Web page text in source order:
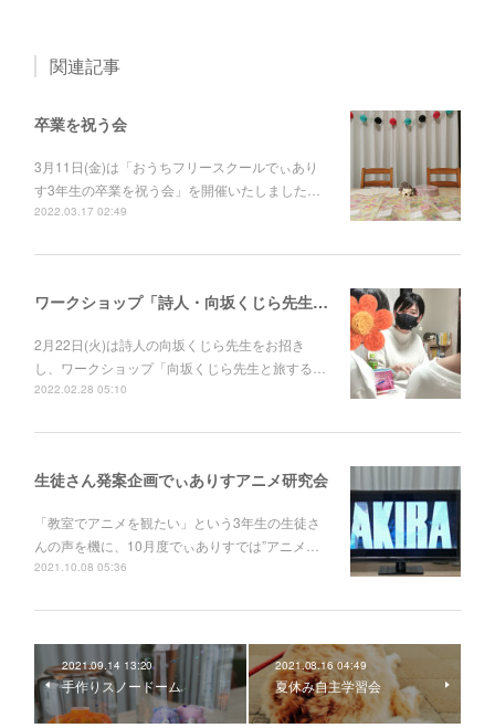
関連記事
卒業を祝う会
3月11日(金)は「おうちフリースクールでぃあり
す3年生の卒業を祝う会」を開催いたしました…
2022.03.17 02:49
ワークショップ「詩人・向坂くじら先生と旅する詩の世界」
2月22日(火)は詩人の向坂くじら先生をお招き
し、ワークショップ「向坂くじら先生と旅する…
2022.02.28 05:10
生徒さん発案企画でぃありすアニメ研究会
「教室でアニメを観たい」という3年生の生徒さ
んの声を機に、10月度でぃありすでは”アニメ…
2021.10.08 05:36
2021.09.14 13:20
手作りスノードーム
2021.08.16 04:49
夏休み自主学習会